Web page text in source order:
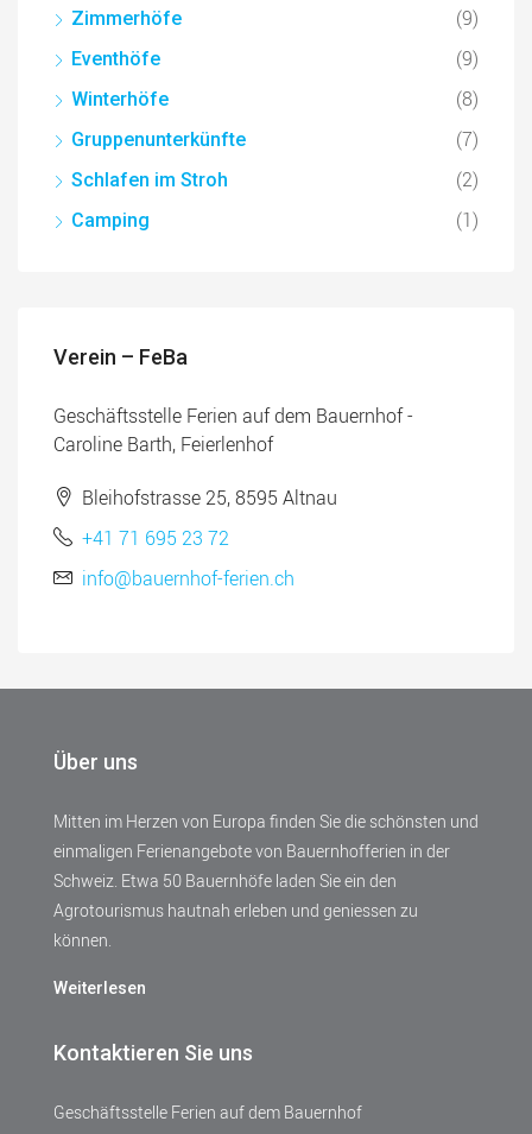
Zimmerhöfe (9)
Eventhöfe (9)
Winterhöfe (8)
Gruppenunterkünfte (7)
Schlafen im Stroh (2)
Camping (1)
Verein – FeBa
Geschäftsstelle Ferien auf dem Bauernhof -
Caroline Barth, Feierlenhof
Bleihofstrasse 25, 8595 Altnau
+41 71 695 23 72
info@bauernhof-ferien.ch
Über uns
Mitten im Herzen von Europa finden Sie die schönsten und
einmaligen Ferienangebote von Bauernhofferien in der
Schweiz. Etwa 50 Bauernhöfe laden Sie ein den
Agrotourismus hautnah erleben und geniessen zu
können.
Weiterlesen
Kontaktieren Sie uns
Geschäftsstelle Ferien auf dem Bauernhof